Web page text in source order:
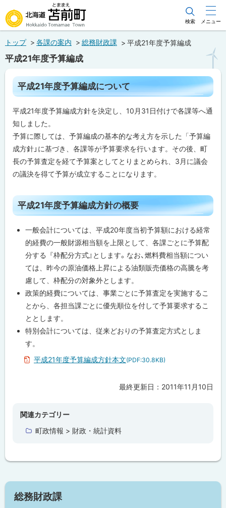
文
メ
北海道苫前町
Hokkaido Tomamae Town
検索 メニュー
トップ 各課の案内 総務財政課 平成21年度予算編成
平成21年度予算編成
ペ
ー
ジ
内
目
次
平
成
21
年
度
予
成
に
つ
て
予
針
平成21年度予算編成について
平成21年度予算編成方針を決定し、10月31日付けで各課等へ通
知しました。
予算に際しては、予算編成の基本的な考え方を示した「予算編
成方針」に基づき、各課等が予算要求を行います。その後、町
長の予算査定を経て予算案としてとりまとめられ、3月に議会
の議決を得て予算が成立することになります。
ト
ッ
平成21年度予算編成方針の概要
一般会計については、平成20年度当初予算額における経常
的経費の一般財源相当額を上限として、各課ごとに予算配
分する『枠配分方式』とします。なお、燃料費相当額につい
ては、昨今の原油価格上昇による油類販売価格の高騰を考
慮して、枠配分の対象外とします。
政策的経費については、事業ごとに予算査定を実施するこ
とから、各担当課ごとに優先順位を付して予算要求するこ
ととします。
特別会計については、従来どおりの予算査定方式としま
す。
平成21年度予算編成方針本文(PDF:30.8KB)
最終更新日： 2011年11月10日
関連カテゴリー
町政情報 > 財政・統計資料
サ
総務財政課